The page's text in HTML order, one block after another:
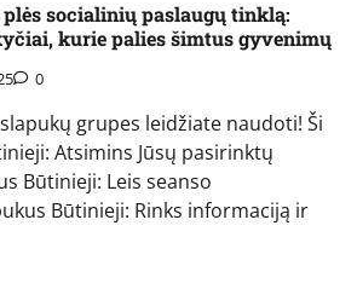
socialinių paslaugų tinklą:
kurie palies šimtus gyvenimų
0
grupes leidžiate naudoti! Ši
Atsimins Jūsų pasirinktų
Būtinieji: Leis seanso
Būtinieji: Rinks informaciją ir